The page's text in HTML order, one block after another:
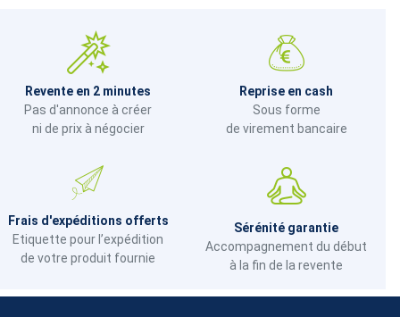
Revente en 2 minutes
Pas d'annonce à créer
ni de prix à négocier
Reprise en cash
Sous forme
de virement bancaire
Frais d'expéditions offerts
Etiquette pour l’expédition
de votre produit fournie
Sérénité garantie
Accompagnement du début
à la fin de la revente